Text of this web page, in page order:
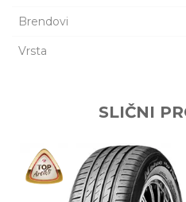
Brendovi
Vrsta
SLIČNI